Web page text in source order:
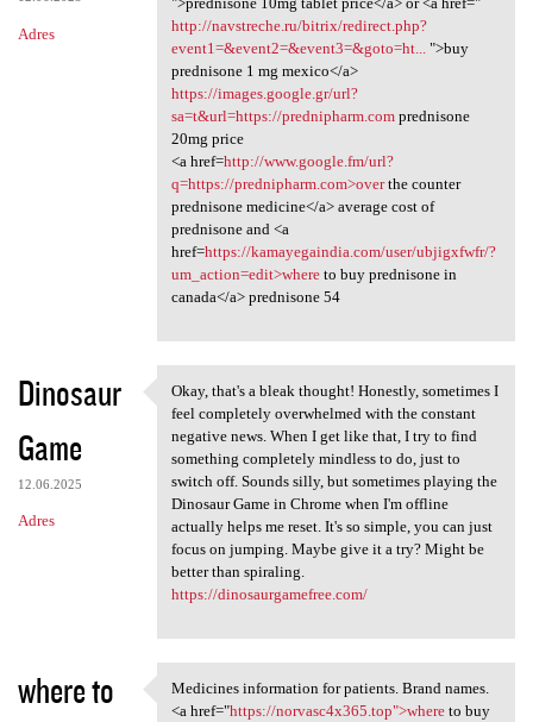
Adres
http://navstreche.ru/bitrix/redirect.php?
event1=&event2=&event3=&goto=ht...">buy
prednisone 1 mg mexico</a>
https://images.google.gr/url?
sa=t&url=https://prednipharm.comprednisone
20mg price
<a href=http://www.google.fm/url?
q=https://prednipharm.com>overthe counter
prednisone medicine</a> average cost of
prednisone and <a
href=https://kamayegaindia.com/user/ubjigxfwfr/?
um_action=edit>whereto buy prednisone in
canada</a> prednisone 54
Dinosaur
Game
12.06.2025
Adres
Okay, that's a bleak thought!
Okay, that's a bleak thought! Honestly, sometimes I
feel completely overwhelmed with the constant
negative news. When I get like that, I try to find
something completely mindless to do, just to
switch off. Sounds silly, but sometimes playing the
Dinosaur Game in Chrome when I'm offline
actually helps me reset. It's so simple, you can just
focus on jumping. Maybe give it a try? Might be
better than spiraling.
https://dinosaurgamefree.com/
where to
Medicines information for
Medicines information for patients. Brand names.
<a href="https://norvasc4x365.top">whereto buy